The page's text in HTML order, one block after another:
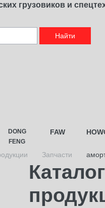
грузовиков и
Найти
DONG
FENG
FAW
Запчасти
Каталог